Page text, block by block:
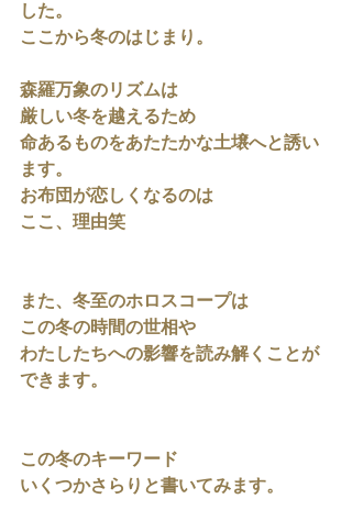
した。
ここから冬のはじまり。
森羅万象のリズムは
厳しい冬を越えるため
命あるものをあたたかな土壌へと誘い
ます。
お布団が恋しくなるのは
ここ、理由笑
また、冬至のホロスコープは
この冬の時間の世相や
わたしたちへの影響を読み解くことが
できます。
この冬のキーワード
いくつかさらりと書いてみます。